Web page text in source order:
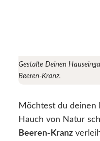
Gestalte Deinen
Beeren-Kranz.
Möchtest du deinen
Hauch von Natur
Beeren-Kranz